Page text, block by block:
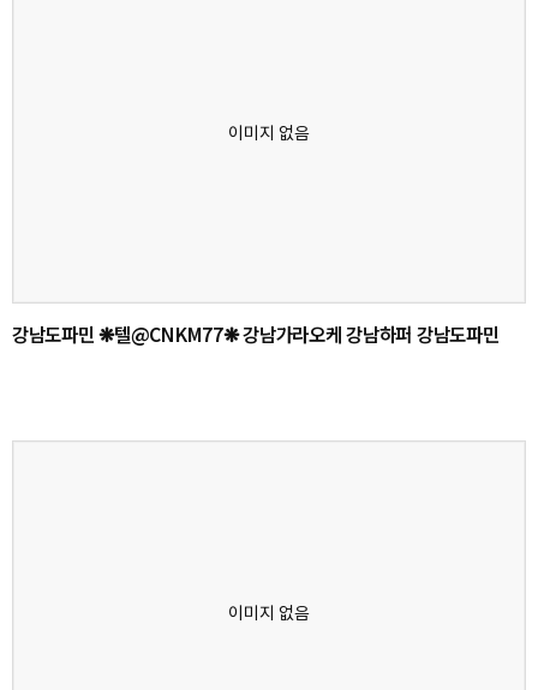
강남도파민 ❋텔@CNKM77❋ 강남가라오케 강남하퍼 강남도파민